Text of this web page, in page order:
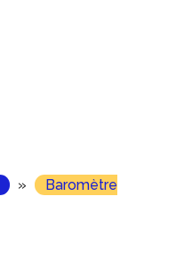
» Baromètre